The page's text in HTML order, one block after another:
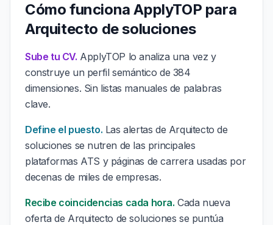
Cómo funciona ApplyTOP para
Arquitecto de soluciones
Sube tu CV. ApplyTOP lo analiza una vez y
construye un perfil semántico de 384
dimensiones. Sin listas manuales de palabras
clave.
Define el puesto. Las alertas de Arquitecto de
soluciones se nutren de las principales
plataformas ATS y páginas de carrera usadas por
decenas de miles de empresas.
Recibe coincidencias cada hora. Cada nueva
oferta de Arquitecto de soluciones se puntúa